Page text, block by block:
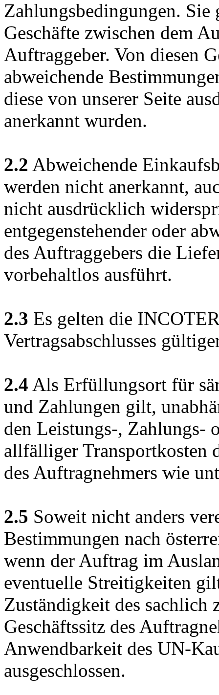
Zahlungsbedingungen.
Geschäfte zwischen dem
Auftraggeber. Von diesen
abweichende
diese von unserer Seite
anerkannt wurden.
2.2 Abweichende
werden nicht anerkannt,
nicht ausdrücklich
entgegenstehender oder
des Auftraggebers die
vorbehaltlos ausführt.
2.3 Es gelten die
Vertragsabschlusses
2.4 Als Erfüllungsort für
und Zahlungen gilt,
den Leistungs-, Zahlungs-
allfälliger Transportkosten
des Auftragnehmers wie
2.5 Soweit nicht anders
Bestimmungen nach
wenn der Auftrag im
eventuelle Streitigkeiten
Zuständigkeit des sachlich
Geschäftssitz des
Anwendbarkeit des UN-
ausgeschlossen.